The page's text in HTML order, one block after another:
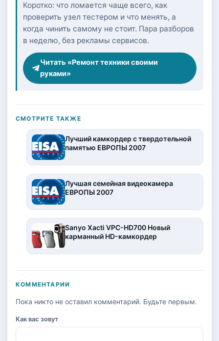
Коротко: что ломается чаще всего, как
проверить узел тестером и что менять, а
когда чинить самому не стоит. Пара разборов
в неделю, без рекламы сервисов.
Читать «Ремонт техники своими
руками»
СМОТРИТЕ ТАКЖЕ
Лучший камкордер с твердотельной
памятью ЕВРОПЫ 2007
Лучшая семейная видеокамера
ЕВРОПЫ 2007
Sanyo Xacti VPC-HD700 Новый
карманный HD-камкордер
КОММЕНТАРИИ
Пока никто не оставил комментарий. Будьте первым.
Как вас зовут